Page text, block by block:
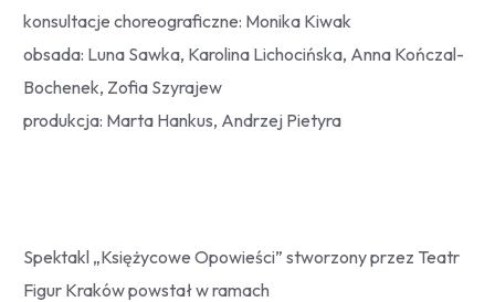
konsultacje choreograficzne: Monika Kiwak
obsada: Luna Sawka, Karolina Lichocińska, Anna Kończal-
Bochenek, Zofia Szyrajew
produkcja: Marta Hankus, Andrzej Pietyra
Spektakl „Księżycowe Opowieści” stworzony przez Teatr
Figur Kraków powstał w ramach